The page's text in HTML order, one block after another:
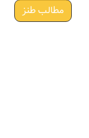
مطالب طنز